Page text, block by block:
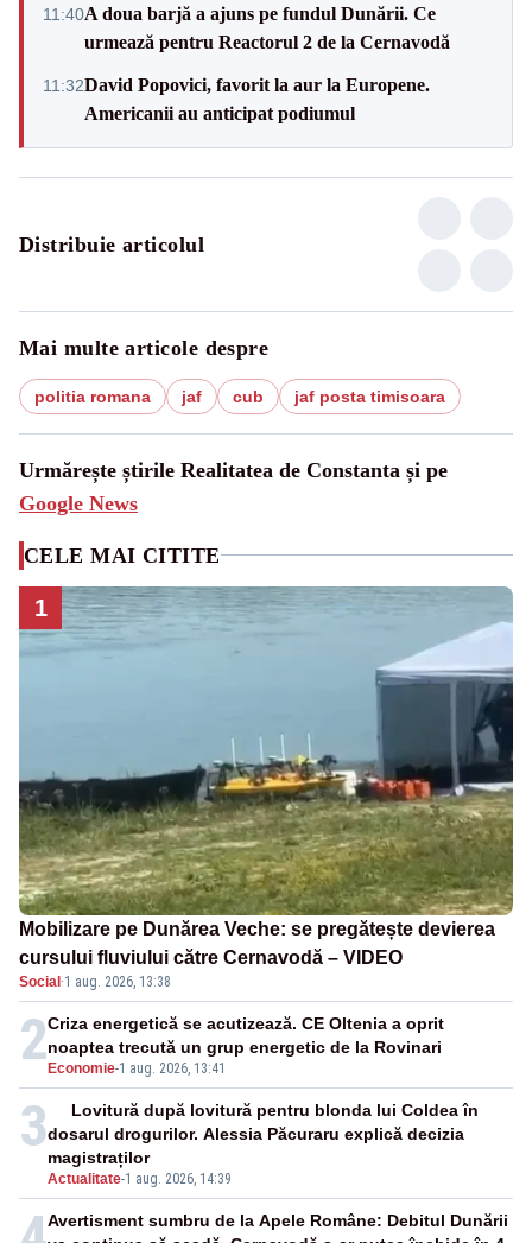
11:40A doua barjă a ajuns pe fundul Dunării. Ce
urmează pentru Reactorul 2 de la Cernavodă
11:32David Popovici, favorit la aur la Europene.
Americanii au anticipat podiumul
Distribuie articolul
Mai multe articole despre
politia romana jaf cub jaf posta timisoara
Urmărește știrile Realitatea de Constanta și pe
Google News
CELE MAI CITITE
1
Mobilizare pe Dunărea Veche: se pregătește devierea
cursului fluviului către Cernavodă – VIDEO
Social ·1 aug. 2026, 13:38
2 Economie-1 aug. 2026, 13:41
Criza energetică se acutizează. CE Oltenia a oprit
noaptea trecută un grup energetic de la Rovinari
3
Actualitate-1 aug. 2026, 14:39
Lovitură după lovitură pentru blonda lui Coldea în
dosarul drogurilor. Alessia Păcuraru explică decizia
magistraților
Avertisment sumbru de la Apele Române: Debitul Dunării